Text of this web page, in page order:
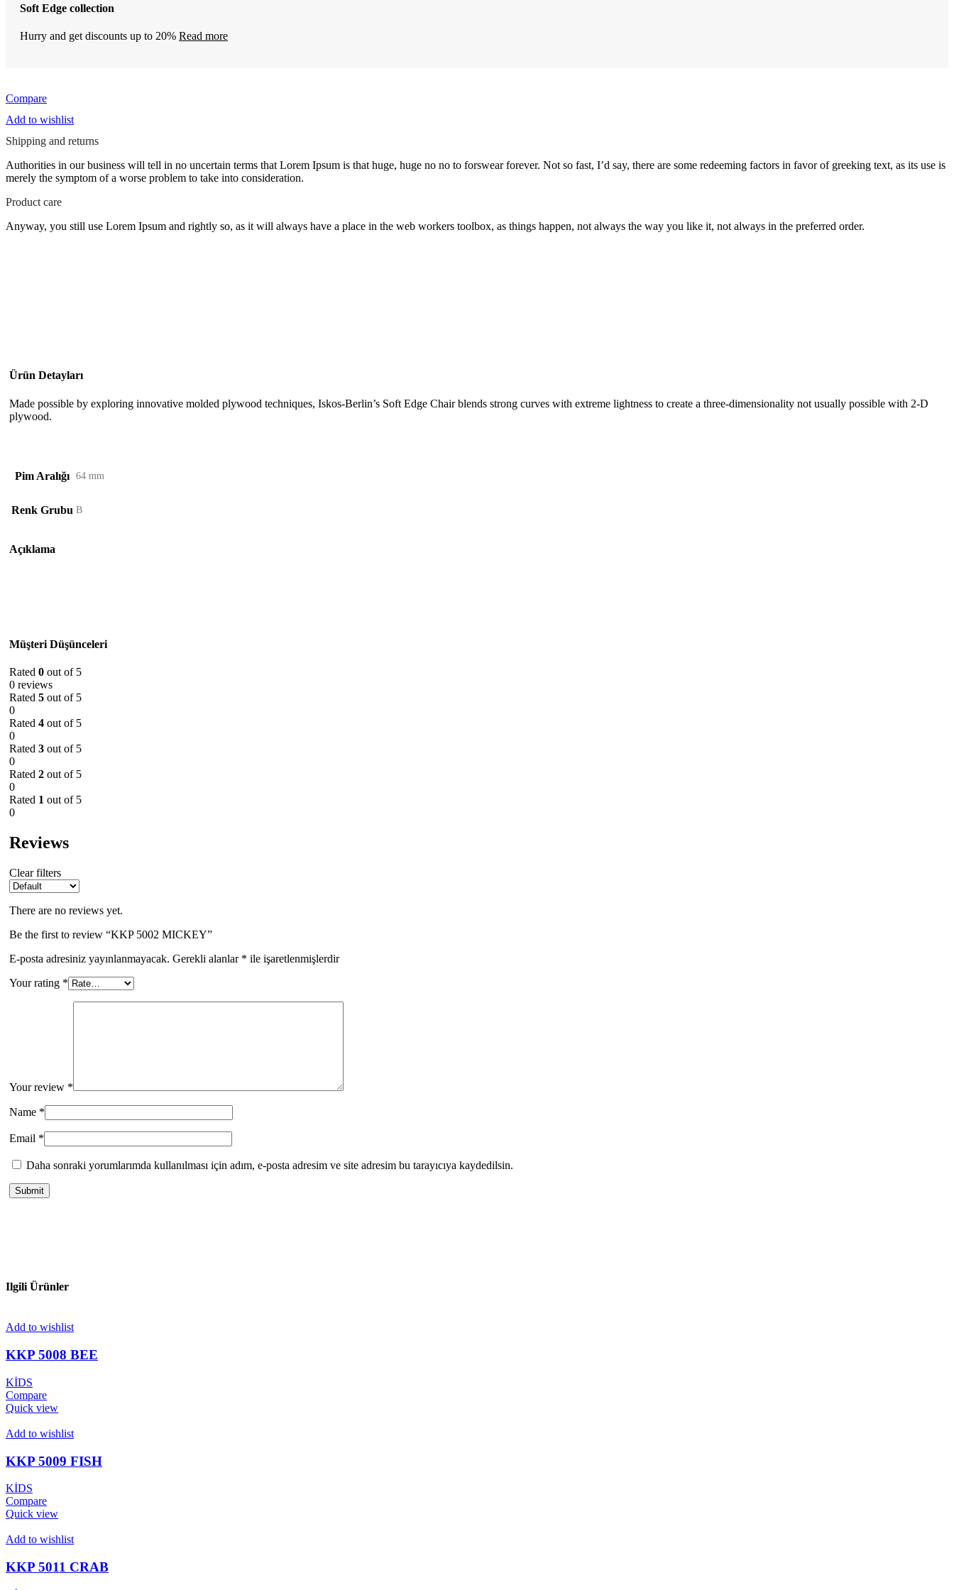
Soft Edge collection
Hurry and get discounts up to 20% Read more
Compare
Add to wishlist
Shipping and returns
Authorities in our business will tell in no uncertain terms that Lorem Ipsum is that huge, huge no no to forswear forever. Not so fast, I’d say, there are some redeeming factors in favor of greeking text, as its use is
merely the symptom of a worse problem to take into consideration.
Product care
Anyway, you still use Lorem Ipsum and rightly so, as it will always have a place in the web workers toolbox, as things happen, not always the way you like it, not always in the preferred order.
Ürün Detayları
Made possible by exploring innovative molded plywood techniques, Iskos-Berlin’s Soft Edge Chair blends strong curves with extreme lightness to create a three-dimensionality not usually possible with 2-D
plywood.
Pim Aralığı 64 mm
Renk Grubu B
Açıklama
Müşteri Düşünceleri
Rated 0 out of 5
0 reviews
Rated 5 out of 5
0
Rated 4 out of 5
0
Rated 3 out of 5
0
Rated 2 out of 5
0
Rated 1 out of 5
0
Reviews
Clear filters
There are no reviews yet.
Be the first to review “KKP 5002 MICKEY”
E-posta adresiniz yayınlanmayacak. Gerekli alanlar * ile işaretlenmişlerdir
Your rating *
Your review *
Name *
Email *
Daha sonraki yorumlarımda kullanılması için adım, e-posta adresim ve site adresim bu tarayıcıya kaydedilsin.
Ilgili Ürünler
Add to wishlist
KKP 5008 BEE
KİDS
Compare
Quick view
Add to wishlist
KKP 5009 FISH
KİDS
Compare
Quick view
Add to wishlist
KKP 5011 CRAB